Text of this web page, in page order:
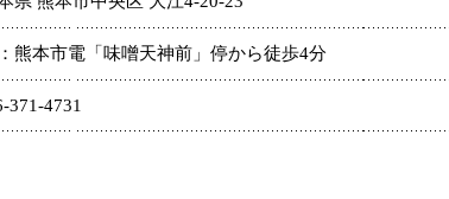
熊本市電「味噌天神前」停から徒歩4分
371-4731